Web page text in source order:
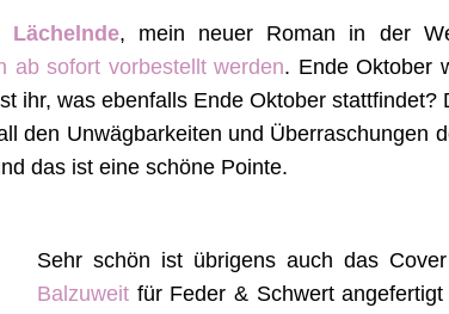
Lächelnde, mein neuer Roman in der
ab sofort vorbestellt werden. Ende Oktober
ihr, was ebenfalls Ende Oktober stattfindet?
den Unwägbarkeiten und Überraschungen
das ist eine schöne Pointe.
Sehr schön ist übrigens auch das
Balzuweitfür Feder & Schwert